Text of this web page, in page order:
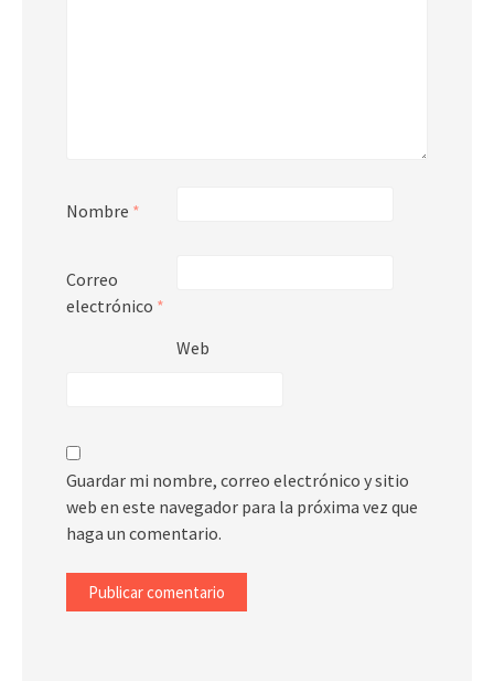
Nombre *
Correo
electrónico *
Web
Guardar mi nombre, correo electrónico y sitio
web en este navegador para la próxima vez que
haga un comentario.